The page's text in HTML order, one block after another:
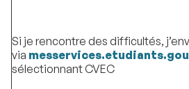
Si je rencontre des difficultés,
via
sélectionnant CVEC